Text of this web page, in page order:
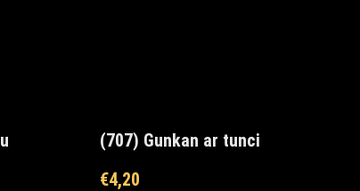
(707) Gunkan ar tunci
€4,20